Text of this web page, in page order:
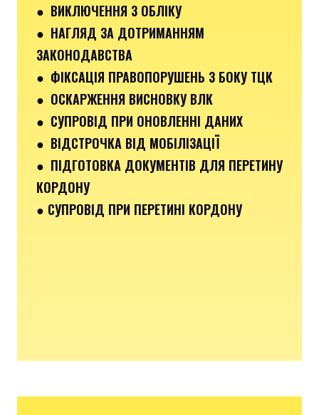
● ВИКЛЮЧЕННЯ З ОБЛІКУ
● НАГЛЯД ЗА ДОТРИМАННЯМ
ЗАКОНОДАВСТВА
● ФІКСАЦІЯ ПРАВОПОРУШЕНЬ З БОКУ ТЦК
● ОСКАРЖЕННЯ ВИСНОВКУ ВЛК
● СУПРОВІД ПРИ ОНОВЛЕННІ ДАНИХ
● ВІДСТРОЧКА ВІД МОБІЛІЗАЦІЇ
● ПІДГОТОВКА ДОКУМЕНТІВ ДЛЯ ПЕРЕТИНУ
КОРДОНУ
● СУПРОВІД ПРИ ПЕРЕТИНІ КОРДОНУ